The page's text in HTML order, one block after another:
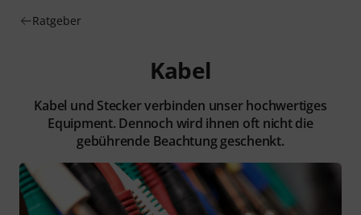
Ratgeber
Kabel
Kabel und Stecker verbinden unser hochwertiges
Equipment. Dennoch wird ihnen oft nicht die
gebührende Beachtung geschenkt.